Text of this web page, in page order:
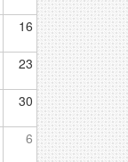
16
23
30
6